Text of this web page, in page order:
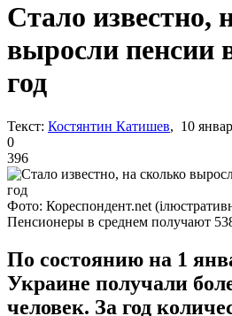
Стало известно,
выросли пенсии
год
Текст: Костянтин Катишев, 10
0
396
Фото: Кореспондент.net
Пенсионеры в среднем получают
По состоянию на 1
Украине получали
человек. За год